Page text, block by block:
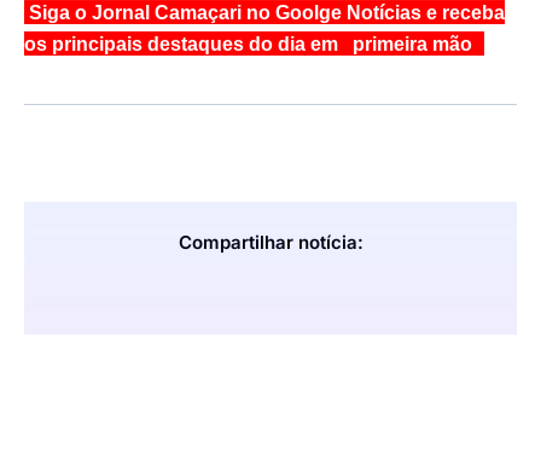
Siga o Jornal Camaçari no Goolge Notícias e receba
os principais destaques do dia em primeira mão
Compartilhar notícia: